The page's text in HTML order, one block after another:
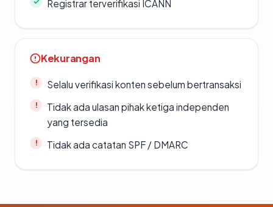
Registrar terverifikasi ICANN
Kekurangan
Selalu verifikasi konten sebelum bertransaksi
Tidak ada ulasan pihak ketiga independen
yang tersedia
Tidak ada catatan SPF / DMARC